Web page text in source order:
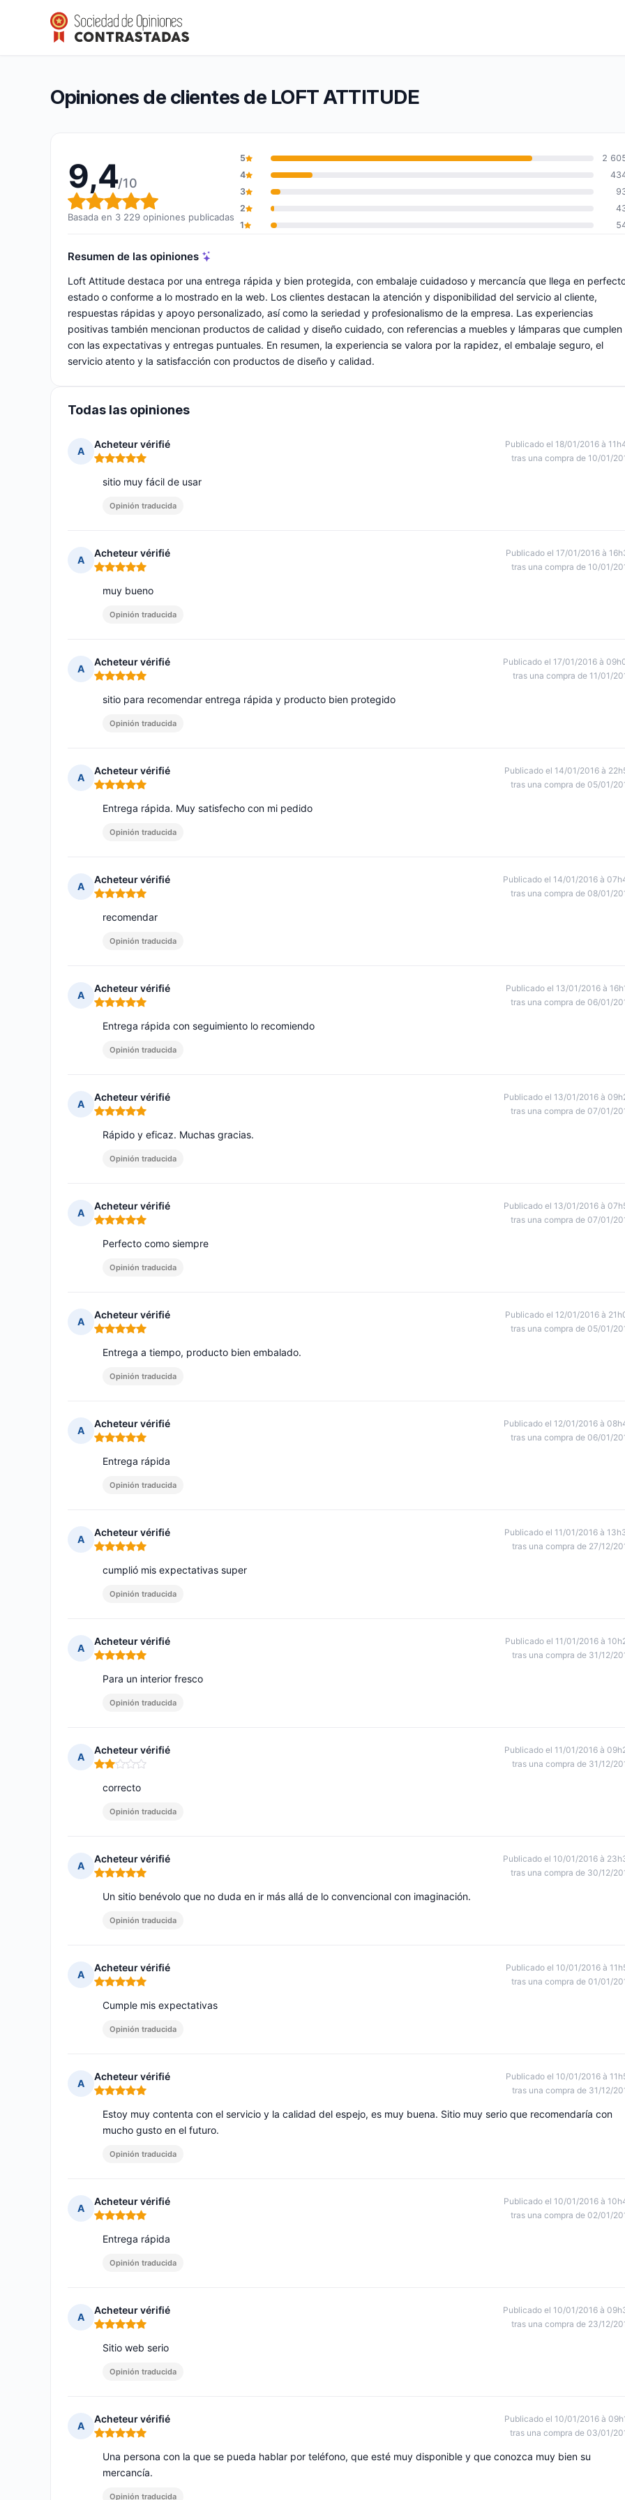
LOFT ATTITUDE
Calificación global: 9,4 de 10
9,4/10(3 229 opiniones)
Opiniones de clientes de LOFT ATTITUDE
9,4/10
Calificación global: 9,4 de 10
Basada en 3 229 opiniones publicadas
5
2
4
3
2
1
Resumen de las opiniones
Loft Attitude destaca por una entrega rápida y bien protegida, con embalaje cuidadoso y mercancía que llega en
estado o conforme a lo mostrado en la web. Los clientes destacan la atención y disponibilidad del servicio al cliente,
respuestas rápidas y apoyo personalizado, así como la seriedad y profesionalismo de la empresa. Las experiencias
positivas también mencionan productos de calidad y diseño cuidado, con referencias a muebles y lámparas que cumplen
con las expectativas y entregas puntuales. En resumen, la experiencia se valora por la rapidez, el embalaje seguro, el
servicio atento y la satisfacción con productos de diseño y calidad.
Todas las opiniones
A
Acheteur vérifié
Nota: 5 de 5
Publicado el 18/01/2016 à
tras una compra de 10/01/
sitio muy fácil de usar
Opinión traducida
A
Acheteur vérifié
Nota: 5 de 5
Publicado el 17/01/2016 à
tras una compra de 10/01/
muy bueno
Opinión traducida
A
Acheteur vérifié
Nota: 5 de 5
Publicado el 17/01/2016 à
tras una compra de 11/01/
sitio para recomendar entrega rápida y producto bien protegido
Opinión traducida
A
Acheteur vérifié
Nota: 5 de 5
Publicado el 14/01/2016 à
tras una compra de 05/01/
Entrega rápida. Muy satisfecho con mi pedido
Opinión traducida
A
Acheteur vérifié
Nota: 5 de 5
Publicado el 14/01/2016 à
tras una compra de 08/01/
recomendar
Opinión traducida
A
Acheteur vérifié
Nota: 5 de 5
Publicado el 13/01/2016 à
tras una compra de 06/01/
Entrega rápida con seguimiento lo recomiendo
Opinión traducida
A
Acheteur vérifié
Nota: 5 de 5
Publicado el 13/01/2016 à
tras una compra de 07/01/
Rápido y eficaz. Muchas gracias.
Opinión traducida
A
Acheteur vérifié
Nota: 5 de 5
Publicado el 13/01/2016 à
tras una compra de 07/01/
Perfecto como siempre
Opinión traducida
A
Acheteur vérifié
Nota: 5 de 5
Publicado el 12/01/2016 à
tras una compra de 05/01/
Entrega a tiempo, producto bien embalado.
Opinión traducida
A
Acheteur vérifié
Nota: 5 de 5
Publicado el 12/01/2016 à
tras una compra de 06/01/
Entrega rápida
Opinión traducida
A
Acheteur vérifié
Nota: 5 de 5
Publicado el 11/01/2016 à
tras una compra de 27/12/
cumplió mis expectativas super
Opinión traducida
A
Acheteur vérifié
Nota: 5 de 5
Publicado el 11/01/2016 à
tras una compra de 31/12/
Para un interior fresco
Opinión traducida
A
Acheteur vérifié
Nota: 2 de 5
Publicado el 11/01/2016 à
tras una compra de 31/12/
correcto
Opinión traducida
A
Acheteur vérifié
Nota: 5 de 5
Publicado el 10/01/2016 à
tras una compra de 30/12/
Un sitio benévolo que no duda en ir más allá de lo convencional con imaginación.
Opinión traducida
A
Acheteur vérifié
Nota: 5 de 5
Publicado el 10/01/2016 à
tras una compra de 01/01/
Cumple mis expectativas
Opinión traducida
A
Acheteur vérifié
Nota: 5 de 5
Publicado el 10/01/2016 à
tras una compra de 31/12/
Estoy muy contenta con el servicio y la calidad del espejo, es muy buena. Sitio muy serio que recomendaría con
mucho gusto en el futuro.
Opinión traducida
A
Acheteur vérifié
Nota: 5 de 5
Publicado el 10/01/2016 à
tras una compra de 02/01/
Entrega rápida
Opinión traducida
A
Acheteur vérifié
Nota: 5 de 5
Publicado el 10/01/2016 à
tras una compra de 23/12/
Sitio web serio
Opinión traducida
A
Acheteur vérifié
Nota: 5 de 5
Publicado el 10/01/2016 à
tras una compra de 03/01/
Una persona con la que se pueda hablar por teléfono, que esté muy disponible y que conozca muy bien su
mercancía.
Opinión traducida